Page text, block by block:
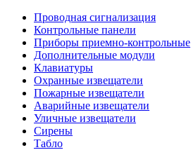
Проводная сигнализация
Контрольные панели
Приборы приемно-контрольные
Дополнительные модули
Клавиатуры
Охранные извещатели
Пожарные извещатели
Аварийные извещатели
Уличные извещатели
Сирены
Табло